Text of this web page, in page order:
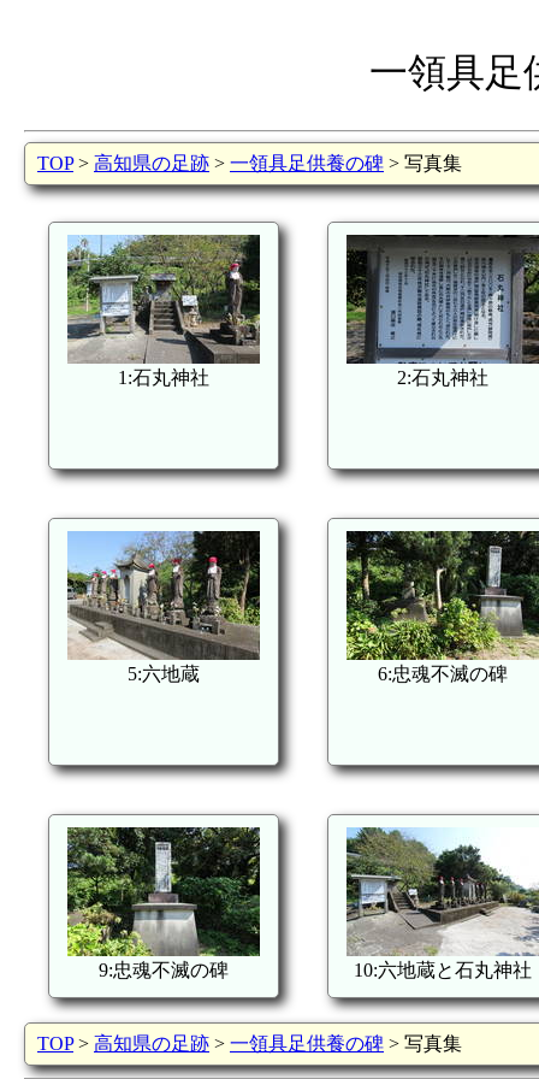
一領具足
TOP> 高知県の足跡 > 一領具足供養の碑 > 写真集
1:石丸神社 2:石丸神社
5:六地蔵 6:忠魂不滅の碑
9:忠魂不滅の碑 10:六地蔵と石丸神社
TOP> 高知県の足跡 > 一領具足供養の碑 > 写真集